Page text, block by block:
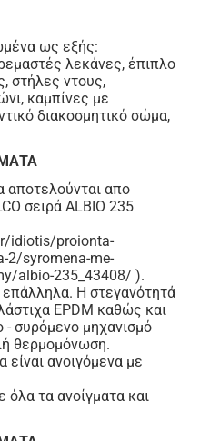
ως εξής:
λεκάνες, έπιπλο
στήλες ντους,
καμπίνες με
διακοσμητικό σώμα,
απο
σειρά ALBIO 235
idiotis/proionta-
2/syromena-me-
albio-235_43408/ ).
επάλληλα. Η στεγανότητά
EPDM καθώς και
- συρόμενο μηχανισμό
θερμομόνωση.
ανοιγόμενα με
όλα τα ανοίγματα και